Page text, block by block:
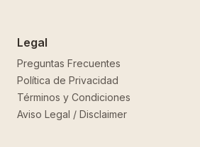
Legal
Preguntas Frecuentes
Política de Privacidad
Términos y Condiciones
Aviso Legal / Disclaimer